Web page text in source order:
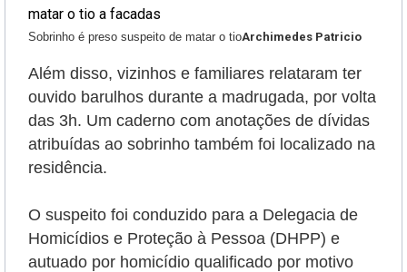
Sobrinho é preso suspeito de matar o tioArchimedes Patricio
Além disso, vizinhos e familiares relataram ter
ouvido barulhos durante a madrugada, por volta
das 3h. Um caderno com anotações de dívidas
atribuídas ao sobrinho também foi localizado na
residência.
O suspeito foi conduzido para a Delegacia de
Homicídios e Proteção à Pessoa (DHPP) e
autuado por homicídio qualificado por motivo